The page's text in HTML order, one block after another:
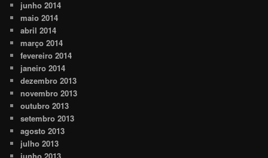
junho 2014
maio 2014
abril 2014
março 2014
fevereiro 2014
janeiro 2014
dezembro 2013
novembro 2013
outubro 2013
setembro 2013
agosto 2013
julho 2013
junho 2013